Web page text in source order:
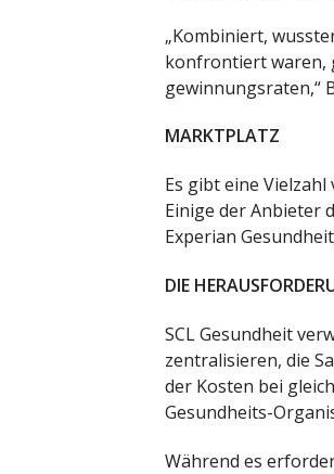
„Kombiniert,
konfrontiert waren,
gewinnungsraten,“
MARKTPLATZ
Es gibt eine
Einige der Anbieter
Experian
DIE
SCL Gesundheit
zentralisieren, die
der Kosten bei
Gesundheits-
Während es